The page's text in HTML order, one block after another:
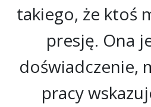
takiego, że ktoś
presję. Ona
doświadczenie,
pracy